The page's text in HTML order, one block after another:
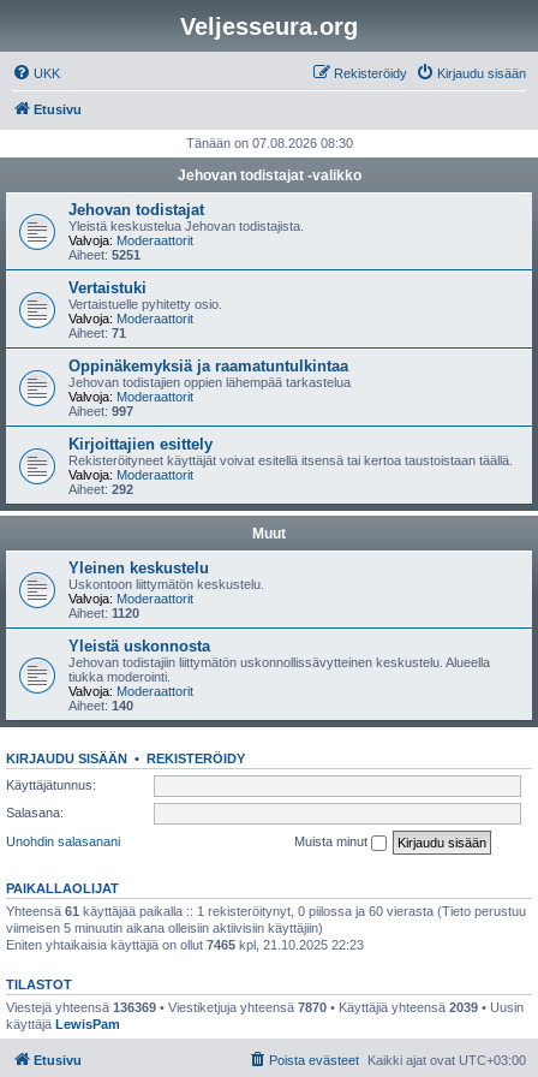
Veljesseura.org
UKK Kirjaudu sisään
Rekisteröidy
Etusivu
Tänään on 07.08.2026 08:30
Jehovan todistajat -valikko
Jehovan todistajat
Yleistä keskustelua Jehovan todistajista.
Valvoja: Moderaattorit
Aiheet: 5251
Vertaistuki
Vertaistuelle pyhitetty osio.
Valvoja: Moderaattorit
Aiheet: 71
Oppinäkemyksiä ja raamatuntulkintaa
Jehovan todistajien oppien lähempää tarkastelua
Valvoja: Moderaattorit
Aiheet: 997
Kirjoittajien esittely
Rekisteröityneet käyttäjät voivat esitellä itsensä tai kertoa taustoistaan täällä.
Valvoja: Moderaattorit
Aiheet: 292
Muut
Yleinen keskustelu
Uskontoon liittymätön keskustelu.
Valvoja: Moderaattorit
Aiheet: 1120
Yleistä uskonnosta
Jehovan todistajiin liittymätön uskonnollissävytteinen keskustelu. Alueella
tiukka moderointi.
Valvoja: Moderaattorit
Aiheet: 140
KIRJAUDU SISÄÄN • REKISTERÖIDY
Käyttäjätunnus:
Salasana:
Unohdin salasanani
Muista minut
PAIKALLAOLIJAT
Yhteensä 61 käyttäjää paikalla :: 1 rekisteröitynyt, 0 piilossa ja 60 vierasta (Tieto perustuu
viimeisen 5 minuutin aikana olleisiin aktiivisiin käyttäjiin)
Eniten yhtaikaisia käyttäjiä on ollut 7465 kpl, 21.10.2025 22:23
TILASTOT
Viestejä yhteensä 136369 • Viestiketjuja yhteensä 7870 • Käyttäjiä yhteensä 2039 • Uusin
käyttäjä LewisPam
Etusivu Kaikki ajat ovat UTC+03:00
Poista evästeet